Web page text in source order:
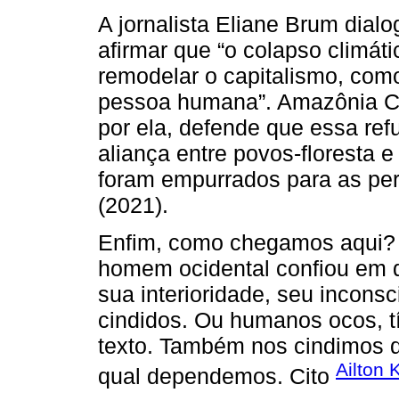
A jornalista Eliane Brum
afirmar que “o colapso
remodelar o capitalismo,
pessoa humana”. Amazônia
por ela, defende que essa
aliança entre povos-floresta
foram empurrados para as
(2021).
Enfim, como chegamos
homem ocidental confiou em
sua interioridade, seu
cindidos. Ou humanos ocos,
texto. Também nos cindimos
qual dependemos. Cito Ailton